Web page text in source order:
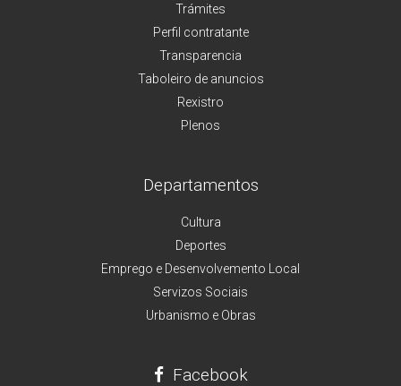
Trámites
Perfil contratante
Transparencia
Taboleiro de anuncios
Rexistro
Plenos
Departamentos
Cultura
Deportes
Emprego e Desenvolvemento Local
Servizos Sociais
Urbanismo e Obras
Facebook